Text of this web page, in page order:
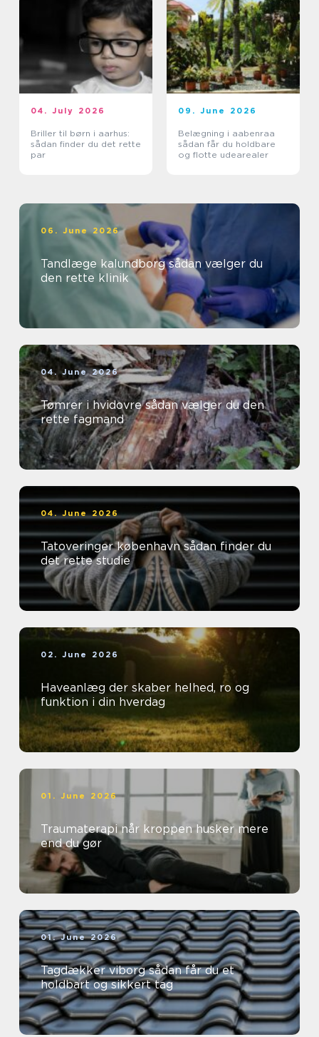
04. July 2026
Briller til børn i aarhus:
sådan finder du det rette
par
09. June 2026
Belægning i aabenraa
sådan får du holdbare
og flotte udearealer
06. June 2026
Tandlæge kalundborg sådan vælger du
den rette klinik
04. June 2026
Tømrer i hvidovre sådan vælger du den
rette fagmand
04. June 2026
Tatoveringer københavn sådan finder du
det rette studie
02. June 2026
Haveanlæg der skaber helhed, ro og
funktion i din hverdag
01. June 2026
Traumaterapi når kroppen husker mere
end du gør
01. June 2026
Tagdækker viborg sådan får du et
holdbart og sikkert tag